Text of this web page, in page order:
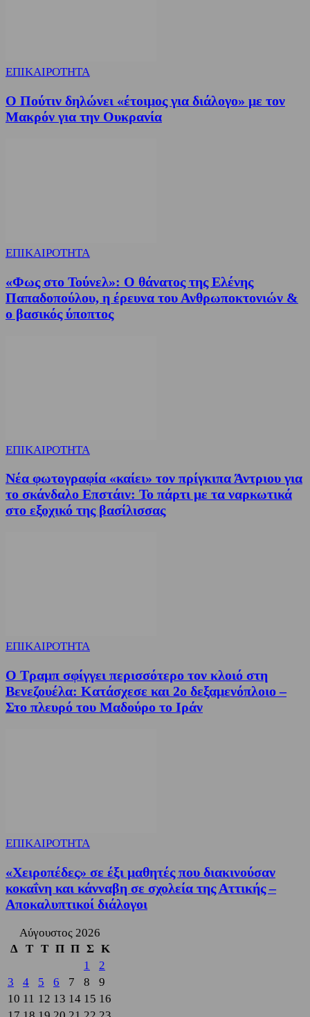
ΕΠΙΚΑΙΡΟΤΗΤΑ
Ο Πούτιν δηλώνει «έτοιμος για διάλογο» με τον
Μακρόν για την Ουκρανία
ΕΠΙΚΑΙΡΟΤΗΤΑ
«Φως στο Τούνελ»: Ο θάνατος της Ελένης
Παπαδοπούλου, η έρευνα του Ανθρωποκτονιών &
ο βασικός ύποπτος
ΕΠΙΚΑΙΡΟΤΗΤΑ
Νέα φωτογραφία «καίει» τον πρίγκιπα Άντριου για
το σκάνδαλο Επστάιν: Το πάρτι με τα ναρκωτικά
στο εξοχικό της βασίλισσας
ΕΠΙΚΑΙΡΟΤΗΤΑ
Ο Τραμπ σφίγγει περισσότερο τον κλοιό στη
Βενεζουέλα: Κατάσχεσε και 2ο δεξαμενόπλοιο –
Στο πλευρό του Μαδούρο το Ιράν
ΕΠΙΚΑΙΡΟΤΗΤΑ
«Χειροπέδες» σε έξι μαθητές που διακινούσαν
κοκαΐνη και κάνναβη σε σχολεία της Αττικής –
Αποκαλυπτικοί διάλογοι
Αύγουστος 2026
Δ
Τ Τ Π Π Σ Κ
1
2
3
4 5 6 7 8
9
10 11 12 13 14 15 16